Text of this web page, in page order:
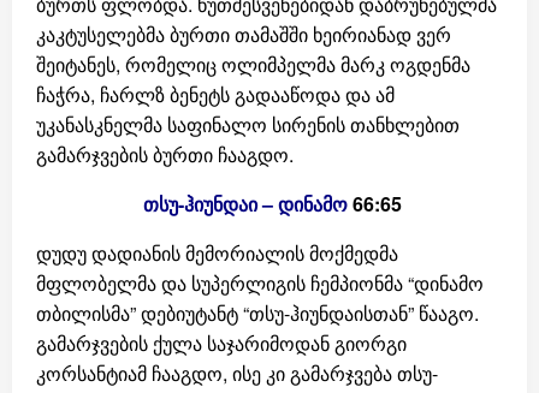
კაკტუსელებმა ბურთი თამაშში ხეირიანად ვერ
შეიტანეს, რომელიც ოლიმპელმა მარკ ოგდენმა
ჩაჭრა, ჩარლზ ბენეტს გადააწოდა და ამ
უკანასკნელმა საფინალო სირენის თანხლებით
გამარჯვების ბურთი ჩააგდო.
თსუ-ჰიუნდაი – დინამო66:65
დუდუ დადიანის მემორიალის მოქმედმა
მფლობელმა და სუპერლიგის ჩემპიონმა “დინამო
თბილისმა” დებიუტანტ “თსუ-ჰიუნდაისთან” წააგო.
გამარჯვების ქულა საჯარიმოდან გიორგი
კორსანტიამ ჩააგდო, ისე კი გამარჯვება თსუ-